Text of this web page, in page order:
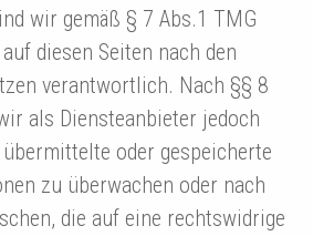
wir gemäß § 7 Abs.1 TMG
diesen Seiten nach den
verantwortlich. Nach §§ 8
als Diensteanbieter jedoch
oder gespeicherte
zu überwachen oder nach
die auf eine rechtswidrige